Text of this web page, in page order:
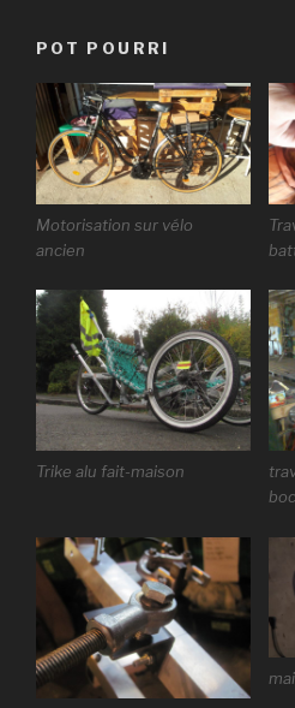
blog
par
thème
POT POURRI
Motorisation sur vélo
ancien
Trike alu fait-maison